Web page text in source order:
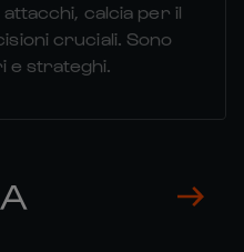
calcia per il
cruciali. Sono
e strateghi.